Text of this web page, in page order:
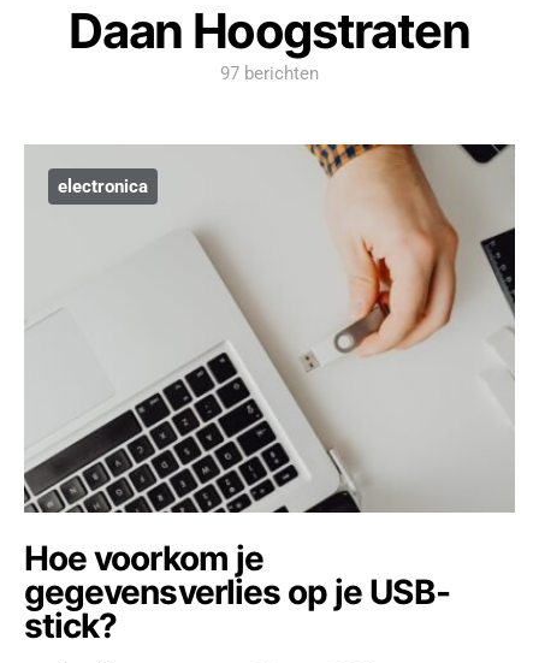
Daan Hoogstraten
97 berichten
electronica
Hoe voorkom je
gegevensverlies op je USB-
stick?